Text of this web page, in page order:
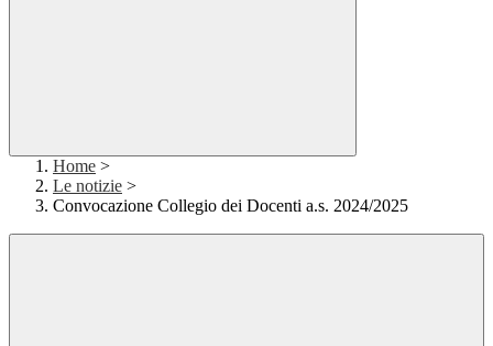
Home >
Le notizie >
Convocazione Collegio dei Docenti a.s. 2024/2025